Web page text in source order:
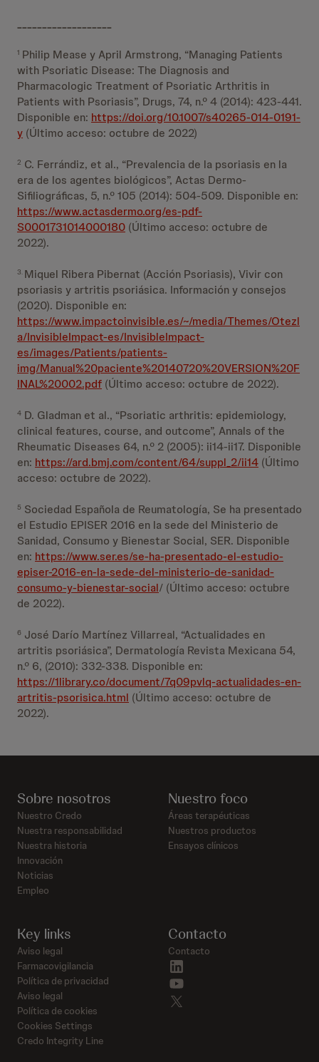
1 Philip Mease y April Armstrong, “Managing Patients
with Psoriatic Disease: The Diagnosis and
Pharmacologic Treatment of Psoriatic Arthritis in
Patients with Psoriasis”, Drugs, 74, n.º 4 (2014): 423-441.
Disponible en: https://doi.org/10.1007/s40265-014-0191-
y (Último acceso: octubre de 2022)
2 C. Ferrándiz, et al., “Prevalencia de la psoriasis en la
era de los agentes biológicos”, Actas Dermo-
Sifiliográficas, 5, n.º 105 (2014): 504-509. Disponible en:
https://www.actasdermo.org/es-pdf-
S0001731014000180 (Último acceso: octubre de
2022).
3. Miquel Ribera Pibernat (Acción Psoriasis), Vivir con
psoriasis y artritis psoriásica. Información y consejos
(2020). Disponible en:
https://www.impactoinvisible.es/~/media/Themes/Otezl
a/InvisibleImpact-es/InvisibleImpact-
es/images/Patients/patients-
img/Manual%20paciente%20140720%20VERSION%20F
INAL%20002.pdf (Último acceso: octubre de 2022).
4 D. Gladman et al., “Psoriatic arthritis: epidemiology,
clinical features, course, and outcome”, Annals of the
Rheumatic Diseases 64, n.º 2 (2005): ii14-ii17. Disponible
en: https://ard.bmj.com/content/64/suppl_2/ii14 (Último
acceso: octubre de 2022).
5 Sociedad Española de Reumatología, Se ha presentado
el Estudio EPISER 2016 en la sede del Ministerio de
Sanidad, Consumo y Bienestar Social, SER. Disponible
en: https://www.ser.es/se-ha-presentado-el-estudio-
episer-2016-en-la-sede-del-ministerio-de-sanidad-
consumo-y-bienestar-social/ (Último acceso: octubre
de 2022).
6 José Darío Martínez Villarreal, “Actualidades en
artritis psoriásica”, Dermatología Revista Mexicana 54,
n.º 6, (2010): 332-338. Disponible en:
https://1library.co/document/7q09pvlq-actualidades-en-
artritis-psorisica.html (Último acceso: octubre de
2022).
Sobre nosotros
Nuestro Credo
Nuestra responsabilidad
Nuestra historia
Innovación
Noticias
Empleo
Nuestro foco
Áreas terapéuticas
Nuestros productos
Ensayos clínicos
Contacto
Contacto
Key links
Aviso legal
Farmacovigilancia
Política de privacidad
Aviso legal
Política de cookies
Cookies Settings
Credo Integrity Line